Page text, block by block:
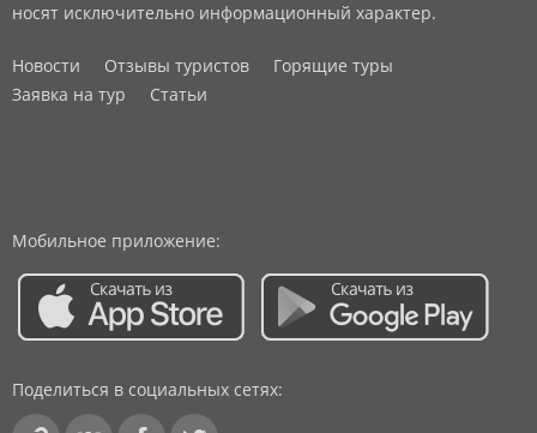
носят исключительно информационный характер.
Новости Отзывы туристов
Горящие туры
Заявка на тур
Статьи
Мобильное приложение:
Поделиться в социальных сетях: